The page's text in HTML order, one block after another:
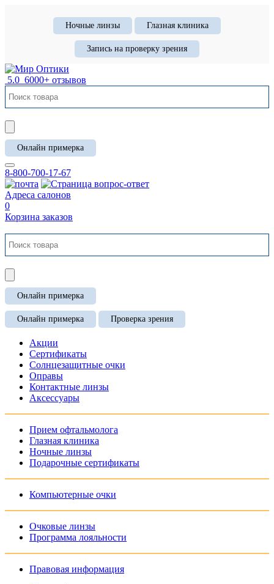
Ночные линзы Глазная клиника
Запись на проверку зрения
5.0 6000+ отзывов
Онлайн примерка
8-800-700-17-67
Адреса салонов
0
Корзина заказов
Онлайн примерка
Онлайн примерка Проверка зрения
Акции
Сертификаты
Солнцезащитные очки
Оправы
Контактные линзы
Аксессуары
Прием офтальмолога
Глазная клиника
Ночные линзы
Подарочные сертификаты
Компьютерные очки
Очковые линзы
Программа лояльности
Правовая информация